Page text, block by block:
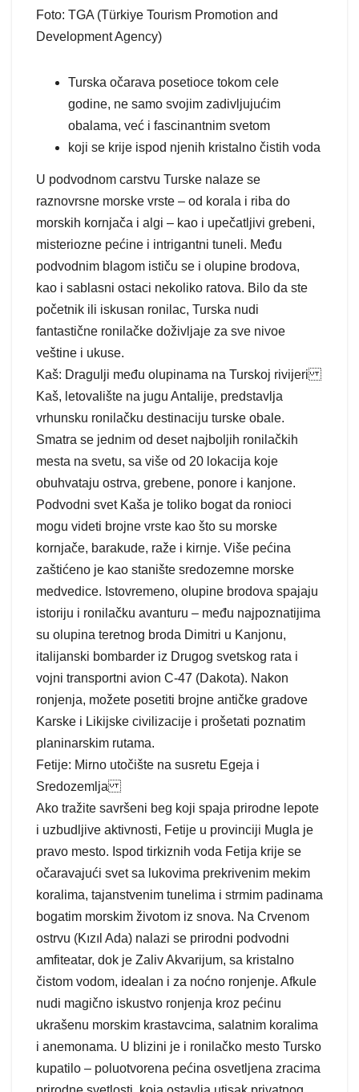
Foto: TGA (Türkiye Tourism Promotion and
Development Agency)
Turska očarava posetioce tokom cele
godine, ne samo svojim zadivljujućim
obalama, već i fascinantnim svetom
koji se krije ispod njenih kristalno čistih voda
U podvodnom carstvu Turske nalaze se
raznovrsne morske vrste – od korala i riba do
morskih kornjača i algi – kao i upečatljivi grebeni,
misteriozne pećine i intrigantni tuneli. Među
podvodnim blagom ističu se i olupine brodova,
kao i sablasni ostaci nekoliko ratova. Bilo da ste
početnik ili iskusan ronilac, Turska nudi
fantastične ronilačke doživljaje za sve nivoe
veštine i ukuse.
Kaš: Dragulji među olupinama na Turskoj rivijeri
Kaš, letovalište na jugu Antalije, predstavlja
vrhunsku ronilačku destinaciju turske obale.
Smatra se jednim od deset najboljih ronilačkih
mesta na svetu, sa više od 20 lokacija koje
obuhvataju ostrva, grebene, ponore i kanjone.
Podvodni svet Kaša je toliko bogat da ronioci
mogu videti brojne vrste kao što su morske
kornjače, barakude, raže i kirnje. Više pećina
zaštićeno je kao stanište sredozemne morske
medvedice. Istovremeno, olupine brodova spajaju
istoriju i ronilačku avanturu – među najpoznatijima
su olupina teretnog broda Dimitri u Kanjonu,
italijanski bombarder iz Drugog svetskog rata i
vojni transportni avion C-47 (Dakota). Nakon
ronjenja, možete posetiti brojne antičke gradove
Karske i Likijske civilizacije i prošetati poznatim
planinarskim rutama.
Fetije: Mirno utočište na susretu Egeja i
Sredozemlja
Ako tražite savršeni beg koji spaja prirodne lepote
i uzbudljive aktivnosti, Fetije u provinciji Mugla je
pravo mesto. Ispod tirkiznih voda Fetija krije se
očaravajući svet sa lukovima prekrivenim mekim
koralima, tajanstvenim tunelima i strmim padinama
bogatim morskim životom iz snova. Na Crvenom
ostrvu (Kızıl Ada) nalazi se prirodni podvodni
amfiteatar, dok je Zaliv Akvarijum, sa kristalno
čistom vodom, idealan i za noćno ronjenje. Afkule
nudi magično iskustvo ronjenja kroz pećinu
ukrašenu morskim krastavcima, salatnim koralima
i anemonama. U blizini je i ronilačko mesto Tursko
kupatilo – poluotvorena pećina osvetljena zracima